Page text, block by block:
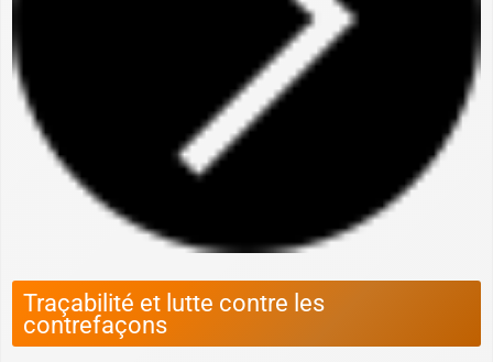
Traçabilité et lutte contre les
contrefaçons